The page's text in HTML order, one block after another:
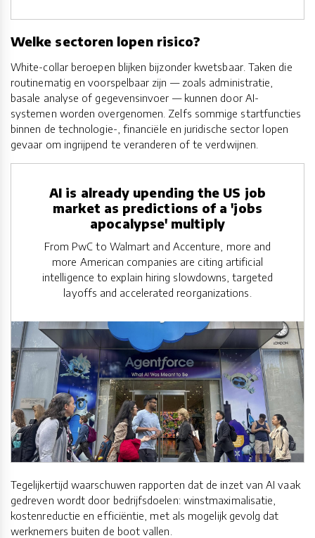
Welke sectoren lopen risico?
White-collar beroepen blijken bijzonder kwetsbaar. Taken die
routinematig en voorspelbaar zijn — zoals administratie,
basale analyse of gegevensinvoer — kunnen door AI-
systemen worden overgenomen. Zelfs sommige startfuncties
binnen de technologie-, financiële en juridische sector lopen
gevaar om ingrijpend te veranderen of te verdwijnen.
AI is already upending the US job
market as predictions of a 'jobs
apocalypse' multiply
From PwC to Walmart and Accenture, more and
more American companies are citing artificial
intelligence to explain hiring slowdowns, targeted
layoffs and accelerated reorganizations.
Tegelijkertijd waarschuwen rapporten dat de inzet van AI vaak
gedreven wordt door bedrijfsdoelen: winstmaximalisatie,
kostenreductie en efficiëntie, met als mogelijk gevolg dat
werknemers buiten de boot vallen.